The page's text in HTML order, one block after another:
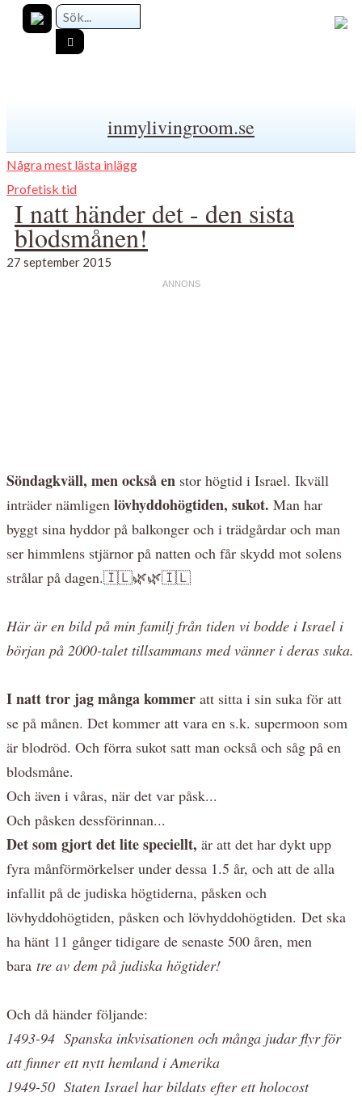
inmylivingroom.se
Några mest lästa inlägg
Profetisk tid
I natt händer det - den sista
blodsmånen!
27 september 2015
Söndagkväll, men också en stor högtid i Israel. Ikväll
inträder nämligen lövhyddohögtiden, sukot. Man har
byggt sina hyddor på balkonger och i trädgårdar och man
ser himmlens stjärnor på natten och får skydd mot solens
strålar på dagen.🇮🇱🌿🌿🇮🇱
Här är en bild på min familj från tiden vi bodde i Israel i
början på 2000-talet tillsammans med vänner i deras suka.
I natt tror jag många kommer att sitta i sin suka för att
se på månen. Det kommer att vara en s.k. supermoon som
är blodröd. Och förra sukot satt man också och såg på en
blodsmåne.
Och även i våras, när det var påsk...
Och påsken dessförinnan...
Det som gjort det lite speciellt, är att det har dykt upp
fyra månförmörkelser under dessa 1.5 år, och att de alla
infallit på de judiska högtiderna, påsken och
lövhyddohögtiden, påsken och lövhyddohögtiden. Det ska
ha hänt 11 gånger tidigare de senaste 500 åren, men
bara tre av dem på judiska högtider!
Och då händer följande:
1493-94 Spanska inkvisationen och många judar flyr för
att finner ett nytt hemland i Amerika
1949-50 Staten Israel har bildats efter ett holocost